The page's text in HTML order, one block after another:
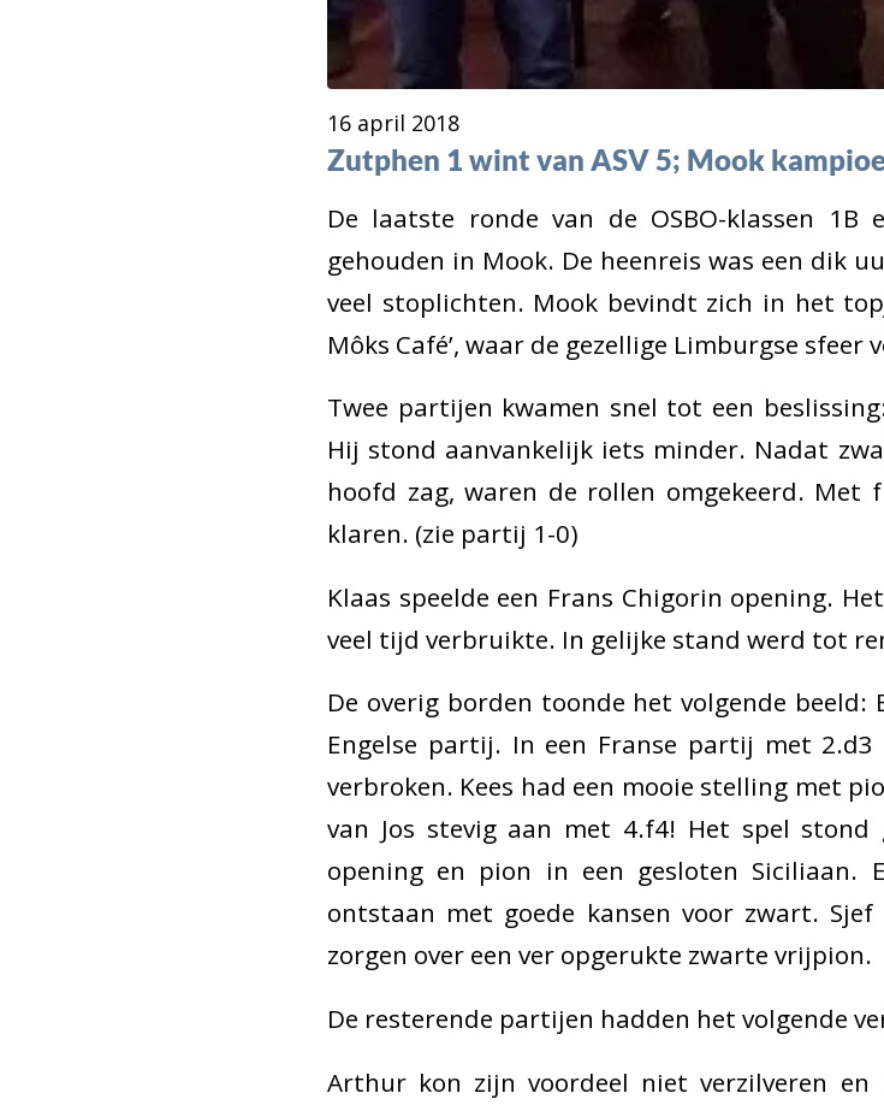
16 april 2018
Zutphen 1 wint van ASV 5; Mook
De laatste ronde van de OSBO-klassen 1B
gehouden in Mook. De heenreis was een dik
veel stoplichten. Mook bevindt zich in het
Môks Café’, waar de gezellige Limburgse sfeer
Twee partijen kwamen snel tot een
Hij stond aanvankelijk iets minder. Nadat
hoofd zag, waren de rollen omgekeerd. Met
klaren. (zie partij 1-0)
Klaas speelde een Frans Chigorin opening.
veel tijd verbruikte. In gelijke stand werd tot
De overig borden toonde het volgende
Engelse partij. In een Franse partij met
verbroken. Kees had een mooie stelling met
van Jos stevig aan met 4.f4! Het spel
opening en pion in een gesloten Siciliaan.
ontstaan met goede kansen voor zwart.
zorgen over een ver opgerukte zwarte vrijpion.
De resterende partijen hadden het volgende
Arthur kon zijn voordeel niet verzilveren